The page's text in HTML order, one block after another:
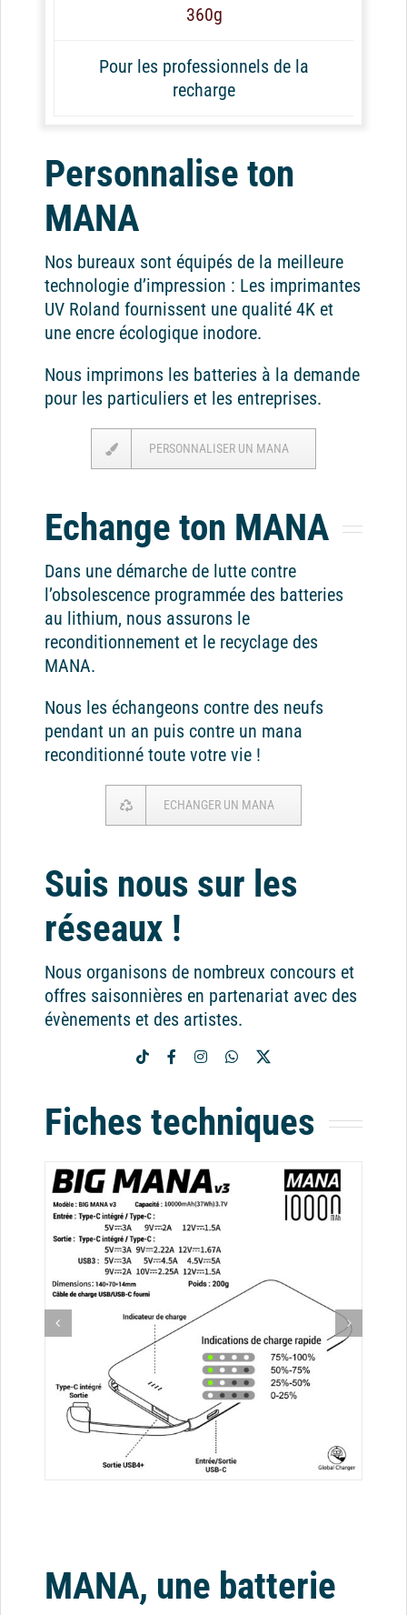
360g
Pour les professionnels de la
recharge
Personnalise ton
MANA
Nos bureaux sont équipés de la meilleure
technologie d’impression : Les imprimantes
UV Roland fournissent une qualité 4K et
une encre écologique inodore.
Nous imprimons les batteries à la demande
pour les particuliers et les entreprises.
PERSONNALISER UN MANA
Echange ton MANA
Dans une démarche de lutte contre
l’obsolescence programmée des batteries
au lithium, nous assurons le
reconditionnement et le recyclage des
MANA.
Nous les échangeons contre des neufs
pendant un an puis contre un mana
reconditionné toute votre vie !
ECHANGER UN MANA
Suis nous sur les
réseaux !
Nous organisons de nombreux concours et
offres saisonnières en partenariat avec des
évènements et des artistes.
Fiches techniques
MANA, une batterie